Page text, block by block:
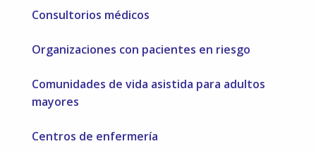
Consultorios médicos
Organizaciones con pacientes en riesgo
Comunidades de vida asistida para adultos
mayores
Centros de enfermería